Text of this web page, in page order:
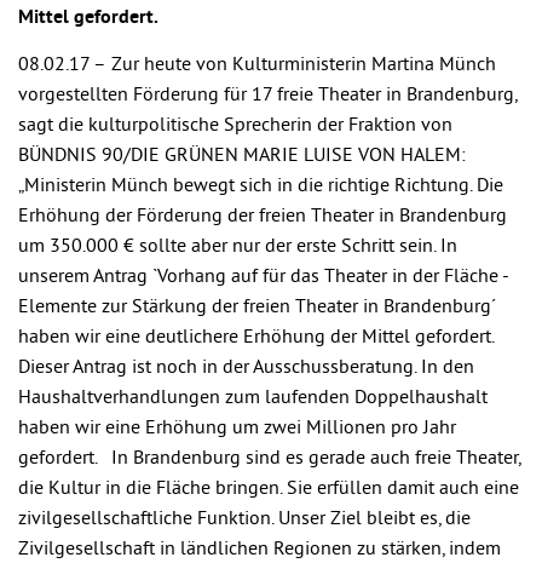
Mittel gefordert.
08.02.17 – Zur heute von Kulturministerin Martina Münch
vorgestellten Förderung für 17 freie Theater in Brandenburg,
sagt die kulturpolitische Sprecherin der Fraktion von
BÜNDNIS 90/DIE GRÜNEN MARIE LUISE VON HALEM:
„Ministerin Münch bewegt sich in die richtige Richtung. Die
Erhöhung der Förderung der freien Theater in Brandenburg
um 350.000 € sollte aber nur der erste Schritt sein. In
unserem Antrag `Vorhang auf für das Theater in der Fläche -
Elemente zur Stärkung der freien Theater in Brandenburg´
haben wir eine deutlichere Erhöhung der Mittel gefordert.
Dieser Antrag ist noch in der Ausschussberatung. In den
Haushaltverhandlungen zum laufenden Doppelhaushalt
haben wir eine Erhöhung um zwei Millionen pro Jahr
gefordert. In Brandenburg sind es gerade auch freie Theater,
die Kultur in die Fläche bringen. Sie erfüllen damit auch eine
zivilgesellschaftliche Funktion. Unser Ziel bleibt es, die
Zivilgesellschaft in ländlichen Regionen zu stärken, indem